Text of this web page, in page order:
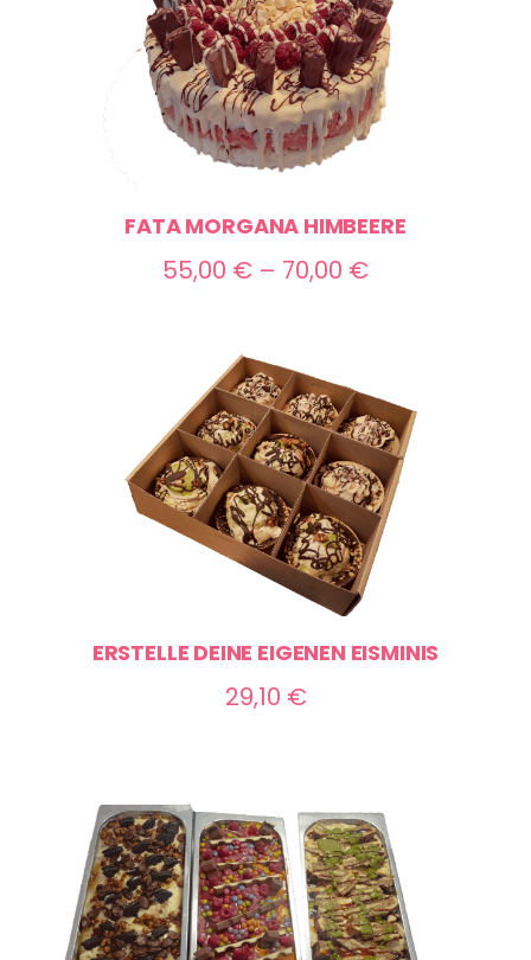
FATA MORGANA HIMBEERE
55,00 € – 70,00 €Preisspanne:
70,00 €
ERSTELLE DEINE EIGENEN EISMINIS
29,10 €